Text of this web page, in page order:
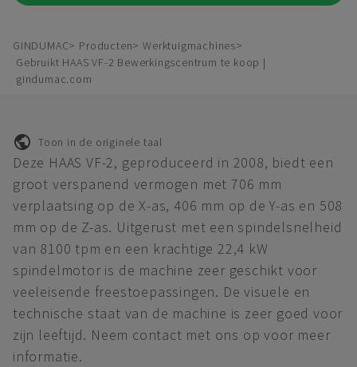
GINDUMAC Producten
Werktuigmachines
Gebruikt HAAS VF-2 Bewerkingscentrum te koop |
gindumac.com
Toon in de originele taal
Deze HAAS VF-2, geproduceerd in 2008, biedt een
groot verspanend vermogen met 706 mm
verplaatsing op de X-as, 406 mm op de Y-as en 508
mm op de Z-as. Uitgerust met een spindelsnelheid
van 8100 tpm en een krachtige 22,4 kW
spindelmotor is de machine zeer geschikt voor
veeleisende freestoepassingen. De visuele en
technische staat van de machine is zeer goed voor
zijn leeftijd. Neem contact met ons op voor meer
informatie.